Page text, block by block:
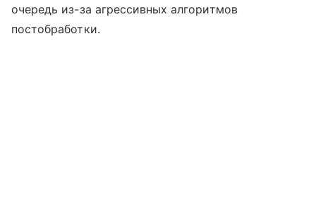
очередь из-за агрессивных алгоритмов
постобработки.